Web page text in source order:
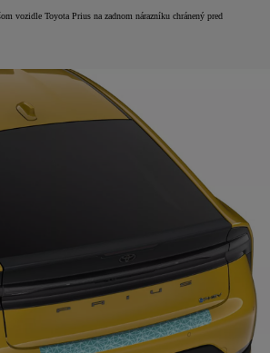
vozidle Toyota Prius na zadnom nárazníku chránený pred